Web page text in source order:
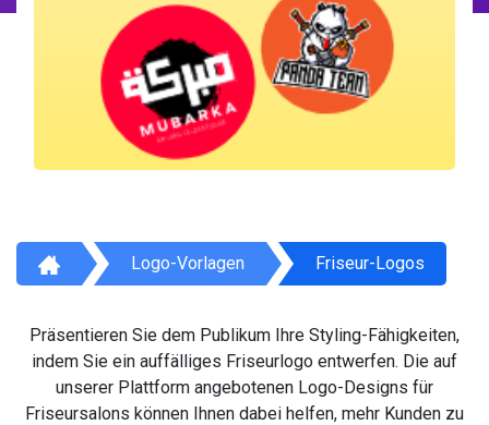
Logo-Vorlagen Friseur-Logos
Präsentieren Sie dem Publikum Ihre Styling-Fähigkeiten,
indem Sie ein auffälliges Friseurlogo entwerfen. Die auf
unserer Plattform angebotenen Logo-Designs für
Friseursalons können Ihnen dabei helfen, mehr Kunden zu